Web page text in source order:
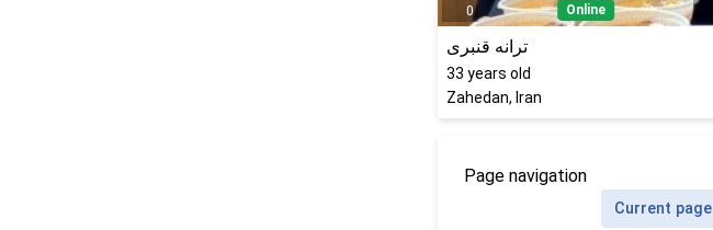
0 Online
ترانه قنبری
33 years old
Zahedan, Iran
Page navigation
Current page